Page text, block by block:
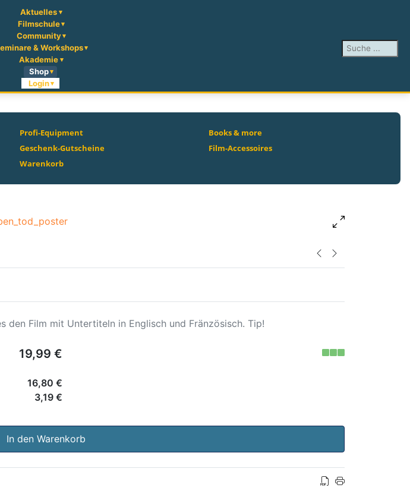
Aktuelles
Filmschule
Community
& Workshops
Akademie
Shop
Login
Suchen ...
Profi-Equipment
Books & more
Geschenk-Gutscheine
Film-Accessoires
Warenkorb
den Film mit Untertiteln in Englisch und Fränzösisch. Tip!
19,99 €
16,80 €
3,19 €
In den Warenkorb